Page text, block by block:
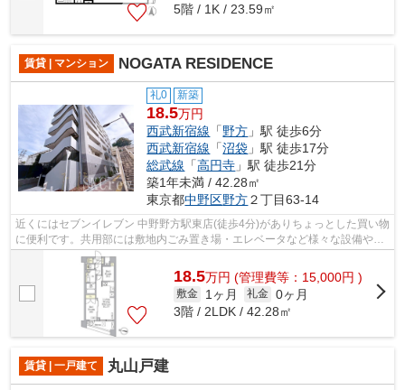
5階 / 1K / 23.59㎡
賃貸 | マンション NOGATA RESIDENCE
礼0 新築
18.5万円
西武新宿線 「野方 」駅 徒歩6分
西武新宿線 「沼袋 」駅 徒歩17分
総武線 「高円寺 」駅 徒歩21分
築1年未満 / 42.28㎡
東京都中野区野方２丁目63-14
近くにはセブンイレブン 中野野方駅東店(徒歩4分)がありちょっとした買い物
に便利です。共用部には敷地内ごみ置き場・エレベータなど様々な設備やサ
ービスが揃っているので便利です。...
18.5万円 (管理費等：15,000円 )
敷金 1ヶ月 礼金 0ヶ月
3階 / 2LDK / 42.28㎡
賃貸 | 一戸建て 丸山戸建